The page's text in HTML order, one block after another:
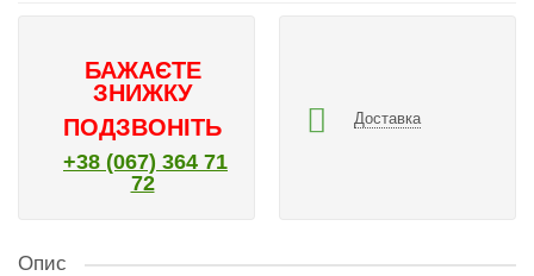
БАЖАЄТЕ
ЗНИЖКУ
ПОДЗВОНІТЬ
+38 (067) 364 71
72
Доставка
Опис